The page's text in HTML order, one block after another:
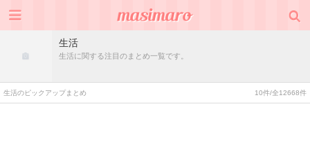
生活
生活に関する注目のまとめ一覧です。
生活のピックアップまとめ 10件/全12668件